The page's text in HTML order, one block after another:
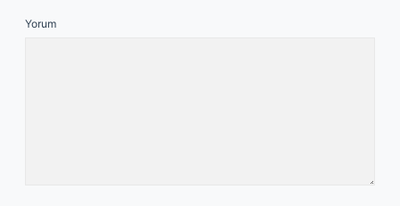
Yorum